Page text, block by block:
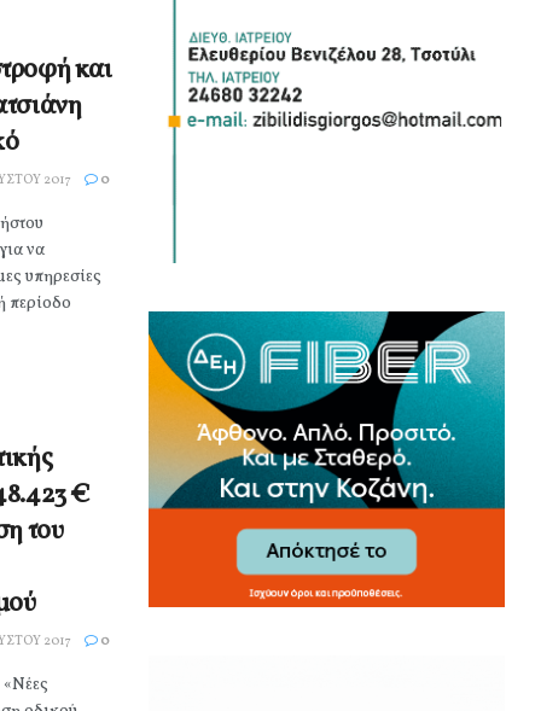
και
2017 0
να
υπηρεσίες
περίοδο
€
του
2017 0